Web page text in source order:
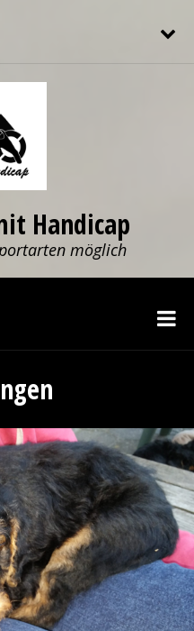
Handicap
möglich